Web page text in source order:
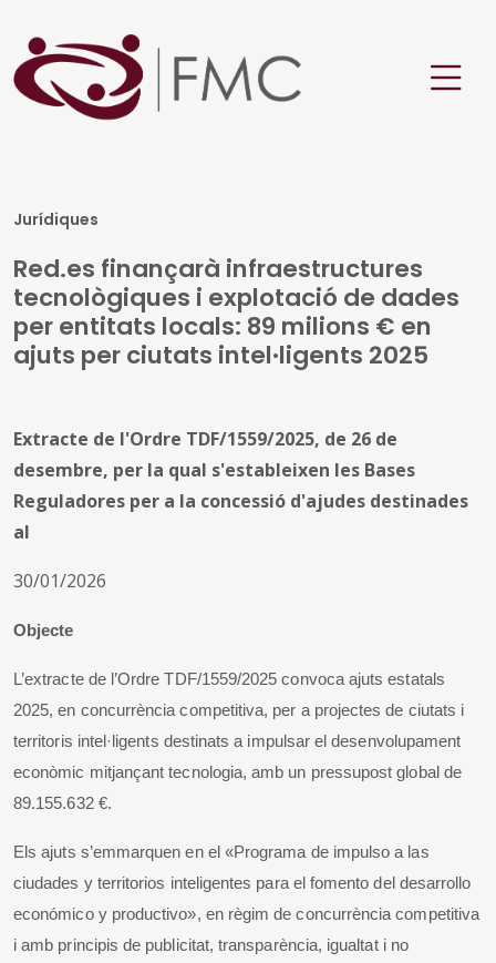
Jurídiques
Red.es finançarà infraestructures
tecnològiques i explotació de dades
per entitats locals: 89 milions € en
ajuts per ciutats intel·ligents 2025
Extracte de l'Ordre TDF/1559/2025, de 26 de
desembre, per la qual s'estableixen les Bases
Reguladores per a la concessió d'ajudes destinades
al
30/01/2026
Objecte
L’extracte de l’Ordre TDF/1559/2025 convoca ajuts estatals
2025, en concurrència competitiva, per a projectes de ciutats i
territoris intel·ligents destinats a impulsar el desenvolupament
econòmic mitjançant tecnologia, amb un pressupost global de
89.155.632 €.
Els ajuts s’emmarquen en el «Programa de impulso a las
ciudades y territorios inteligentes para el fomento del desarrollo
económico y productivo», en règim de concurrència competitiva
i amb principis de publicitat, transparència, igualtat i no